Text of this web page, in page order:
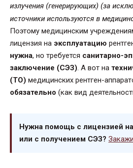
излучения (генерирующих) (за
источники используются в
Поэтому медицинским
лицензия на эксплуатацию
нужна, но требуется санитарно-
заключение (СЭЗ). А вот на
(ТО) медицинских рентген-
обязательно (как вид
Нужна помощь с лицензией
или с получением СЭЗ?